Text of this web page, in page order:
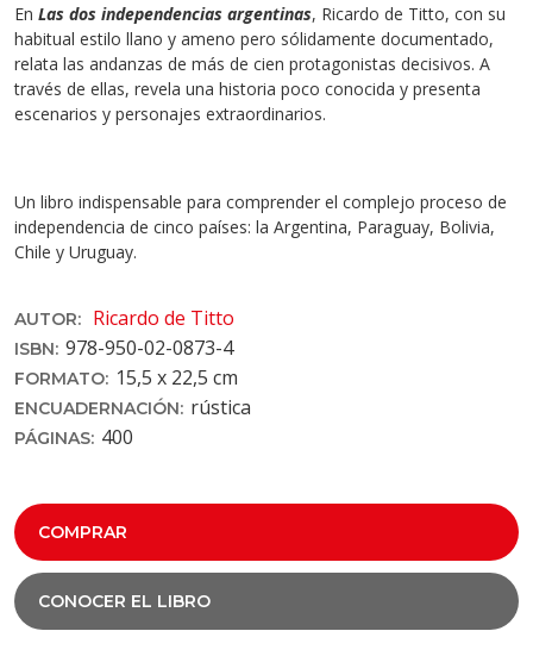
En Las dos independencias argentinas, Ricardo de Titto, con su
habitual estilo llano y ameno pero sólidamente documentado,
relata las andanzas de más de cien protagonistas decisivos. A
través de ellas, revela una historia poco conocida y presenta
escenarios y personajes extraordinarios.
Un libro indispensable para comprender el complejo proceso de
independencia de cinco países: la Argentina, Paraguay, Bolivia,
Chile y Uruguay.
AUTOR: Ricardo de Titto
ISBN: 978-950-02-0873-4
FORMATO: 15,5 x 22,5 cm
ENCUADERNACIÓN: rústica
PÁGINAS: 400
COMPRAR
CONOCER EL LIBRO